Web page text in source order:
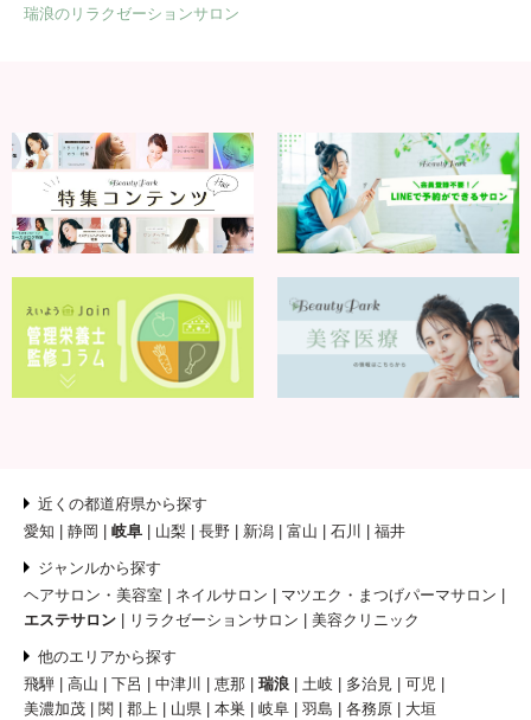
瑞浪のリラクゼーションサロン
近くの都道府県から探す
愛知
静岡 岐阜 山梨 長野 新潟 富山 石川 福井
ジャンルから探す
ヘアサロン・美容室
ネイルサロン
マツエク・まつげパーマサロン
エステサロン
リラクゼーションサロン 美容クリニック
他のエリアから探す
飛騨
高山 下呂 中津川 恵那 瑞浪 土岐 多治見
可児
美濃加茂
関 郡上 山県 本巣 岐阜 羽島 各務原 大垣